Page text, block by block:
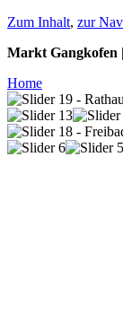
Zum Inhalt, zur
Markt Gangkofen
Home